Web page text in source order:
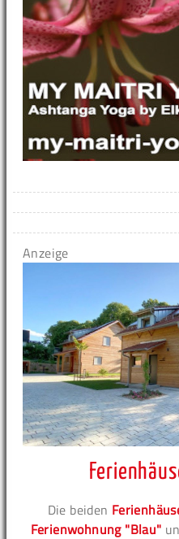
Anzeige
Die beiden
Ferienwohnung "Blau"